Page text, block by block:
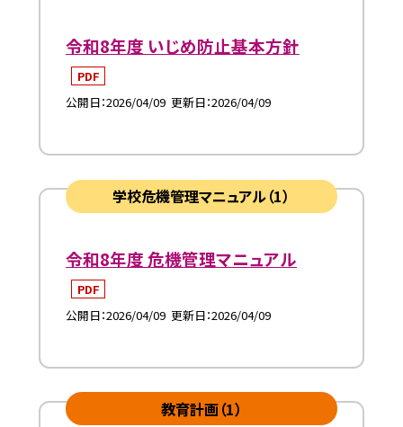
令和8年度 いじめ防止基本方針
PDF
公開日 2026/04/09 更新日 2026/04/09
学校危機管理マニュアル（1）
令和8年度 危機管理マニュアル
PDF
公開日 2026/04/09 更新日 2026/04/09
教育計画（1）